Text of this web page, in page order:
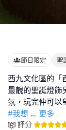
節日限定 聖
西九文化區的「
最靚的聖誕燈飾
#我想 ... 更多
評分